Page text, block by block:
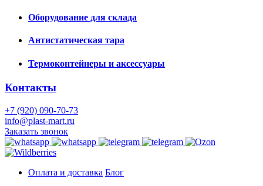
Оборудование для склада
Антистатическая тара
Термоконтейнеры и аксессуары
Контакты
+7 (920) 090-70-73
info@plast-mart.ru
Заказать звонок
Оплата и доставка Блог